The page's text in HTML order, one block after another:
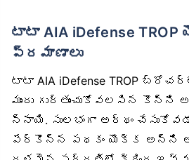
టాటా AIA iDefense TROP యొక్క అర్హత
ప్రమాణాలు
టాటా AIA iDefense TROP
ముందు గుర్తుంచుకోవలసిన
న్నాయి. సులభంగా అర్థం
పేర్కొన్న పథకం యొక్క అన్ని